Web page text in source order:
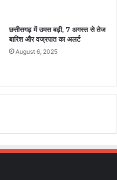
छत्तीसगढ़ में उमस बढ़ी, 7 अगस्त से तेज
बारिश और वज्रपात का अलर्ट
August 6, 2025